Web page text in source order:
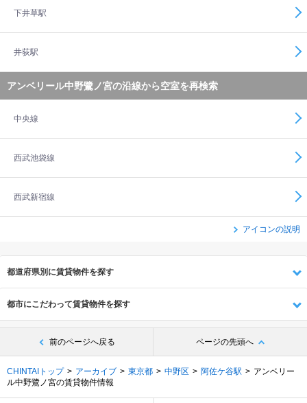
下井草駅
井荻駅
アンベリール中野鷺ノ宮の沿線から空室を再検索
中央線
西武池袋線
西武新宿線
アイコンの説明
都道府県別に賃貸物件を探す
都市にこだわって賃貸物件を探す
前のページへ戻る ページの先頭へ
CHINTAIトップ アーカイブ 東京都 中野区 阿佐ケ谷駅
アンベリー
ル中野鷺ノ宮の賃貸物件情報